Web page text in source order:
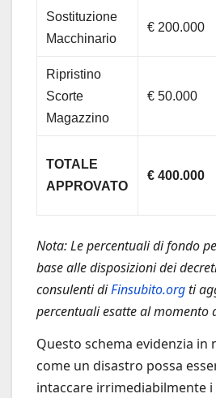
Sostituzione
Macchinario
€ 200.000
Ripristino
Scorte
Magazzino
€ 50.000
TOTALE
APPROVATO
€ 400.000
Nota: Le percentuali di fondo
base alle disposizioni dei
consulenti diFinsubito.orgti
percentuali esatte al momento
Questo schema evidenzia in
come un disastro possa
intaccare irrimediabilmente i